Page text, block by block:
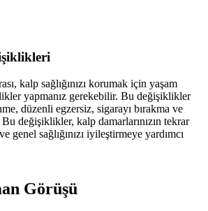
kalp sağlığınızı korumak için yaşam
yapmanız gerekebilir. Bu değişiklikler
düzenli egzersiz, sigarayı bırakma ve
değişiklikler, kalp damarlarınızın tekrar
genel sağlığınızı iyileştirmeye yardımcı
Görüşü